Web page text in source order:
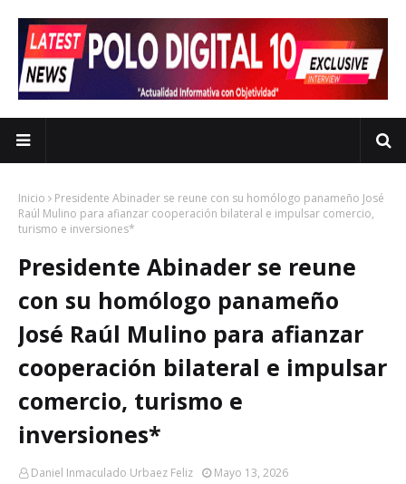
Inicio
Presidente Abinader se reune con su homólogo panameño José
Raúl Mulino para afianzar cooperación bilateral e impulsar comercio,
turismo e inversiones*
Presidente Abinader se reune
con su homólogo panameño
José Raúl Mulino para afianzar
cooperación bilateral e impulsar
comercio, turismo e
inversiones*
Daniel Inmaculado Urbaez Feliz Mayo 13, 2026